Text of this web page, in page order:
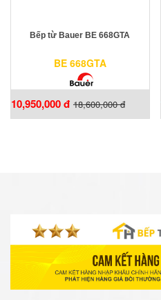
Bếp từ Bauer BE 668GTA
BE 668GTA
10,950,000 đ 18,600,000 đ